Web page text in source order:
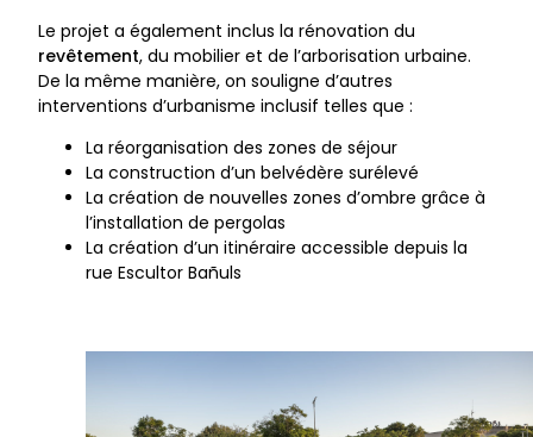
Le projet a également inclus la rénovation du
revêtement, du mobilier et de l’arborisation urbaine.
De la même manière, on souligne d’autres
interventions d’urbanisme inclusif telles que :
La réorganisation des zones de séjour
La construction d’un belvédère surélevé
La création de nouvelles zones d’ombre grâce à
l’installation de pergolas
La création d’un itinéraire accessible depuis la
rue Escultor Bañuls